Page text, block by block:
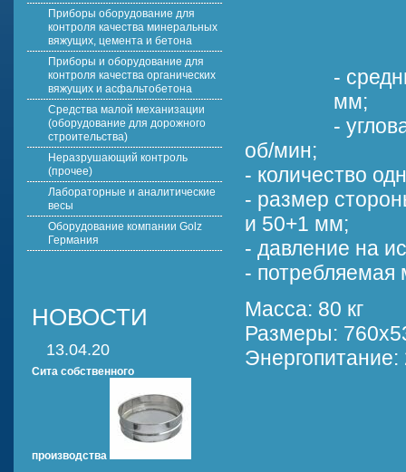
Приборы оборудование для
контроля качества минеральных
вяжущих, цемента и бетона
Приборы и оборудование для
контроля качества органических
вяжущих и асфальтобетона
Средства малой механизации
(оборудование для дорожного
строительства)
Неразрушающий контроль
(прочее)
Лабораторные и аналитические
весы
Оборудование компании Golz
Германия
НОВОСТИ
13.04.20
Сита собственного
производства
-
мм;
-
об/мин;
- количество
- размер
и 50+1 мм;
- давление на
- потребляемая
Масса: 80 кг
Размеры: